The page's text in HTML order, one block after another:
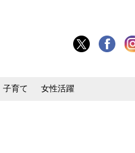
子育て 女性活躍